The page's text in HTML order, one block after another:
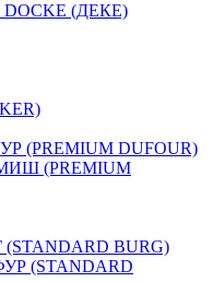
(ДЕКЕ)
DUFOUR)
(PREMIUM
BURG)
(STANDARD